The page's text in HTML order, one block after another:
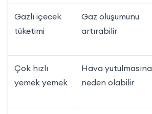
Gazlı içecek
tüketimi
Gaz oluşumunu
artırabilir
Çok hızlı
yemek yemek
Hava yutulmasına
neden olabilir